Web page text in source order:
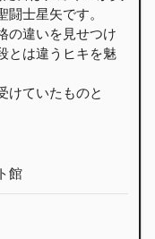
士星矢です。
の違いを見せつけ
とは違うヒキを魅
けていたものと
館